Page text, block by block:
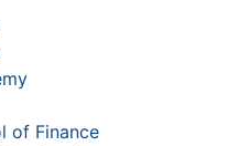
of Finance